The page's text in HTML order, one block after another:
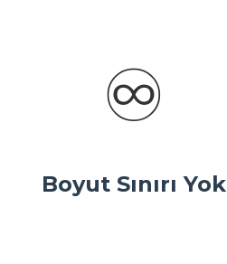
♾️
Boyut Sınırı Yok